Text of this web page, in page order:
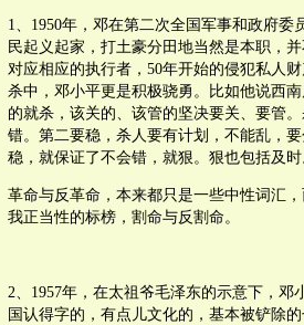
1、1950年，邓在第二次全国军事和政府
民起义起家，打土豪分田地当然是本职，
对应相应的执行者，50年开始的侵犯私人
杀中，邓小平更是积极骁勇。比如他说西
的就杀，该关的、该管的坚决要关、要管
错。第二要稳，杀人要有计划，不能乱，
稳，就保证了不会错，就狠。狠也包括及时
革命与反革命，本来都只是一些中性词汇
我正当性的标榜，割命与反割命。
2、1957年，在太祖爷毛泽东的示意下，
国认得字的，有点儿文化的，基本被铲除